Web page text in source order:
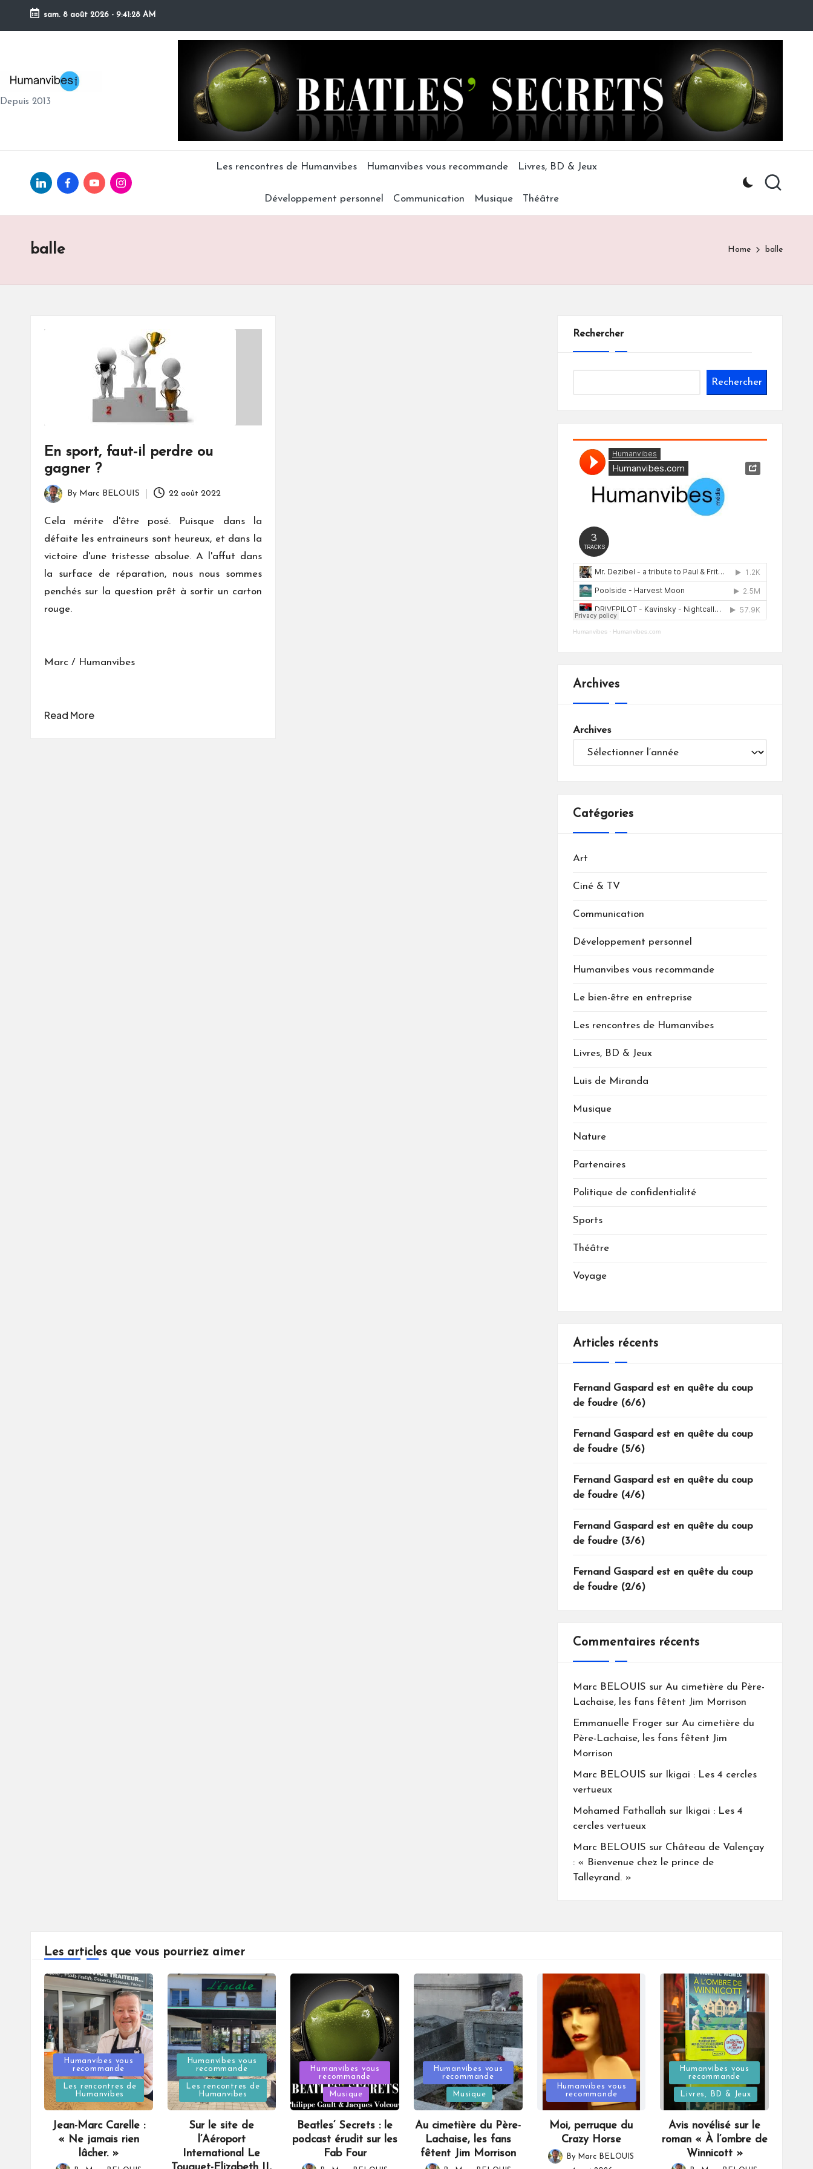
Skip
sam. 8 août 2026 - 9:41:29 AM
H
U
V
Depuis 2013
Linkedin.comfacebook.com
Youtube.comInstagram.com
Les rencontres de Humanvibes Humanvibes vous recommande Livres, BD & Jeux
Développement personnel Communication Musique Théâtre
balle Home balle
En sport, faut-il perdre ou
gagner ?
Posted
by
By Marc BELOUIS 22 août 2022
Cela mérite d'être posé. Puisque dans la
défaite les entraineurs sont heureux, et dans la
victoire d'une tristesse absolue. A l'affut dans
la surface de réparation, nous nous sommes
penchés sur la question prêt à sortir un carton
rouge.
Marc / Humanvibes
Read More
Rechercher
Rechercher
Humanvibes· Humanvibes.com
Archives
Archives
Catégories
Art
Ciné & TV
Communication
Développement personnel
Humanvibes vous recommande
Le bien-être en entreprise
Les rencontres de Humanvibes
Livres, BD & Jeux
Luis de Miranda
Musique
Nature
Partenaires
Politique de confidentialité
Sports
Théâtre
Voyage
Articles récents
Fernand Gaspard est en quête du coup
de foudre (6/6)
Fernand Gaspard est en quête du coup
de foudre (5/6)
Fernand Gaspard est en quête du coup
de foudre (4/6)
Fernand Gaspard est en quête du coup
de foudre (3/6)
Fernand Gaspard est en quête du coup
de foudre (2/6)
Commentaires récents
Marc BELOUIS sur Au cimetière du Père-
Lachaise, les fans fêtent Jim Morrison
Emmanuelle Frogersur Au cimetière du
Père-Lachaise, les fans fêtent Jim
Morrison
Marc BELOUIS sur
Ikigai : Les 4 cercles
vertueux
Mohamed Fathallah sur
Ikigai : Les 4
cercles vertueux
Marc BELOUIS sur Château de Valençay
: « Bienvenue chez le prince de
Talleyrand. »
Les articles que vous pourriez aimer
Posted
in
Humanvibes vous
recommande
Les rencontres de
Humanvibes
Jean-Marc Carelle :
« Ne jamais rien
lâcher. »
Posted
in
Humanvibes vous
recommande
Les rencontres de
Humanvibes
Sur le site de
l’Aéroport
International Le
Posted
in
Humanvibes vous
recommande
Musique
Beatles’ Secrets : le
podcast érudit sur les
Fab Four
Posted
in
Humanvibes vous
recommande
Musique
Au cimetière du Père-
Lachaise, les fans
fêtent Jim Morrison
Posted
in
Humanvibes vous
recommande
Moi, perruque du
Crazy Horse
Posted
By Marc BELOUIS
Posted
in
Humanvibes vous
recommande
Livres, BD & Jeux
Avis novélisé sur le
roman « À l’ombre de
Winnicott »